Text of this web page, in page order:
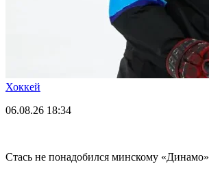
Хоккей
06.08.26 18:34
Стась не понадобился минскому «Динамо»